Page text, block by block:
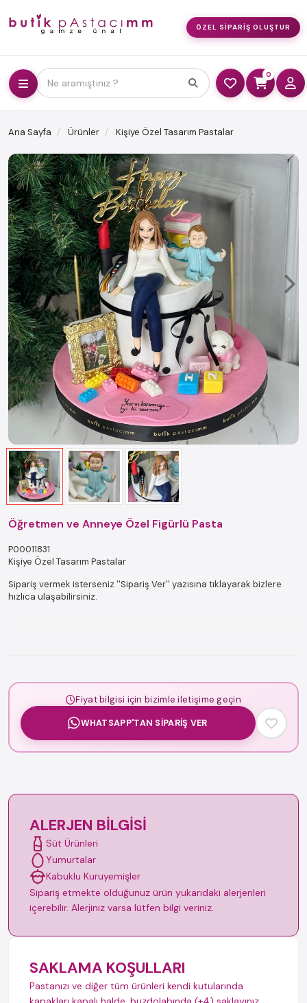
ÖZEL SIPARIŞ OLUŞTUR
Ne aramıştınız ?
0
Ana Sayfa Ürünler Kişiye Özel Tasarım Pastalar
Öğretmen ve Anneye Özel Figürlü Pasta
P00011831
Kişiye Özel Tasarım Pastalar
Sipariş vermek isterseniz ''Sipariş Ver'' yazısına tıklayarak bizlere
hızlıca ulaşabilirsiniz.
Fiyat bilgisi için bizimle iletişime geçin
WHATSAPP'TAN SIPARIŞ VER
ALERJEN BILGISI
Süt Ürünleri
Yumurtalar
Kabuklu Kuruyemişler
Sipariş etmekte olduğunuz ürün yukarıdaki alerjenleri
içerebilir. Alerjiniz varsa lütfen bilgi veriniz.
SAKLAMA KOŞULLARI
Pastanızı ve diğer tüm ürünleri kendi kutularında